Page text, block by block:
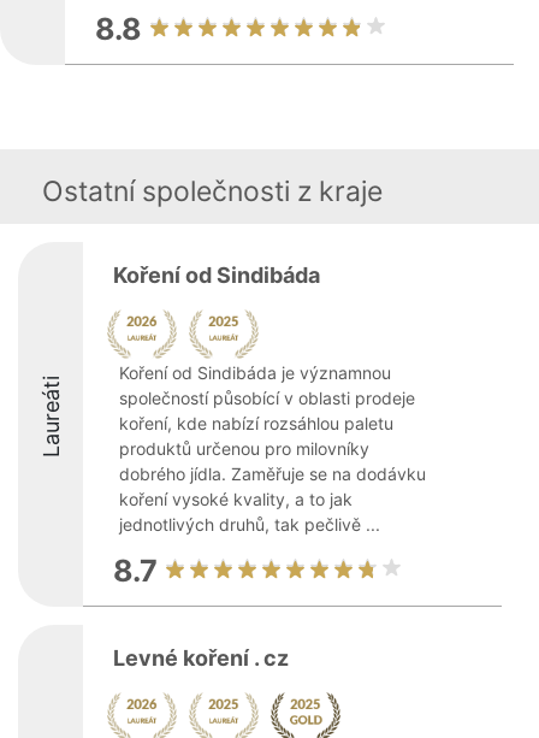
8.8
Ostatní společnosti z kraje
Laureáti
Koření od Sindibáda
Koření od Sindibáda je významnou
společností působící v oblasti prodeje
koření, kde nabízí rozsáhlou paletu
produktů určenou pro milovníky
dobrého jídla. Zaměřuje se na dodávku
koření vysoké kvality, a to jak
jednotlivých druhů, tak pečlivě ...
8.7
Levné koření . cz